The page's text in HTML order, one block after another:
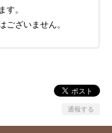
す。
ございません。
通報する